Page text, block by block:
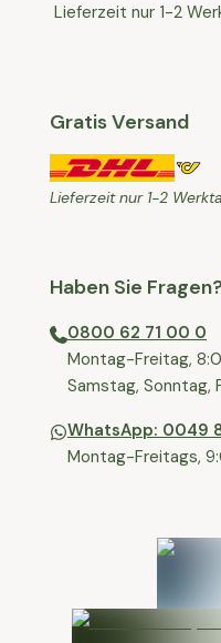
Lieferzeit nur 1-2
Gratis Versand
Lieferzeit nur 1-2
Haben Sie
0800 62 71 00 0
⁠⁠Montag-Freitag,
⁠Samstag, Sonntag,
WhatsApp: 0049
Montag-Freitags,